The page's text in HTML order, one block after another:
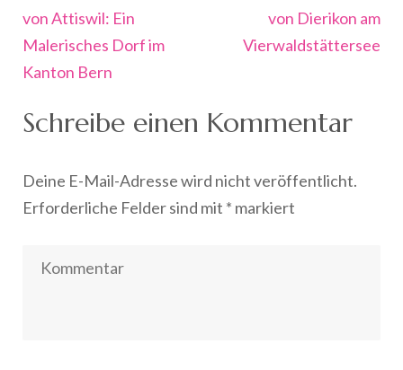
von Attiswil: Ein
Malerisches Dorf im
Kanton Bern
von Dierikon am
Vierwaldstättersee
Schreibe einen Kommentar
Deine E-Mail-Adresse wird nicht veröffentlicht.
Erforderliche Felder sind mit * markiert